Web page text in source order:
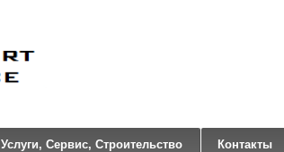
Услуги, Сервис, Строительство Контакты